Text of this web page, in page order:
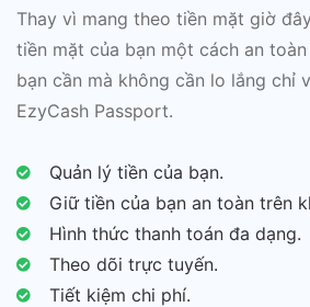
Thay vì mang theo tiền mặt giờ
tiền mặt của bạn một cách an
bạn cần mà không cần lo lắng chỉ
EzyCash Passport.
Quản lý tiền của bạn.
Giữ tiền của bạn an toàn trên
Hình thức thanh toán đa dạng.
Theo dõi trực tuyến.
Tiết kiệm chi phí.